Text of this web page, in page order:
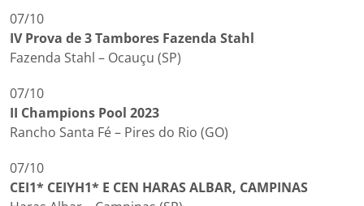
07/10
IV Prova de 3 Tambores Fazenda Stahl
Fazenda Stahl – Ocauçu (SP)
07/10
II Champions Pool 2023
Rancho Santa Fé – Pires do Rio (GO)
07/10
CEI1* CEIYH1* E CEN HARAS ALBAR, CAMPINAS